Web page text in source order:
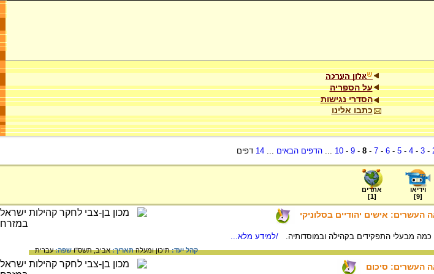
על הספריה
הסדרי נגישות
כתבו אלינו
-
3
-
4
-
5
-
6
-
7
-
8
-
9
-
10
...הדפים הבאים ...
14 דפים
וידיאו
[
9
]
אתרים
[
1
]
העשרים: אישים יהודיים בסלוניקי
כמה מבעלי התפקידים בקהילה ובמוסדותיה. /למידע מלא...
קהל יעד:תיכון ומעלהתאריך:אביב, תשס"ושפה:עברית
העשרים: סיכום